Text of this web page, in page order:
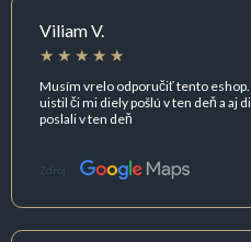
Viliam V.
Musím vrelo odporučiť tento
uistil či mi diely pošlú v ten deň a aj
poslali v ten deň
Zdroj: